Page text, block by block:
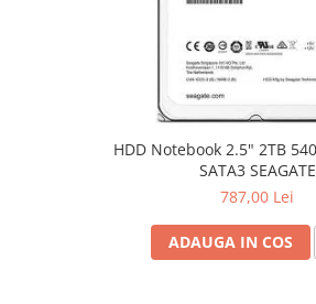
Cloud si Aplicatii SaaS
Sisteme Videoconferinta
HDD Notebook 2.5" 2TB 5400rpm 128M
SATA3 SEAGATE
787,00 Lei
ADAUGA IN COS